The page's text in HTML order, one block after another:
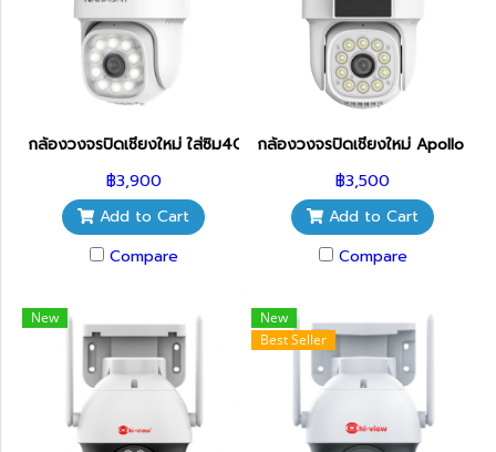
กล้องวงจรปิดเชียงใหม่ ใส่ซิม4G Apollo รุ่น APL-IPC-LTE549PT ก
฿3,900
Add to Cart
Compare
กล้องวงจรปิดเชียงใหม่ Apollo รุ่น
฿3,500
Add to Cart
Compare
New
New
Best Seller